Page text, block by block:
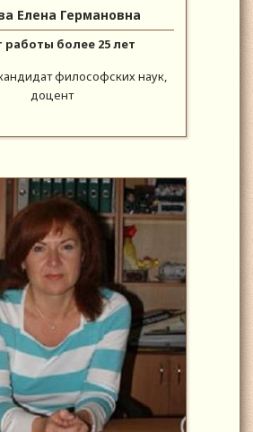
Елена Германовна
работы более 25 лет
философских наук,
доцент